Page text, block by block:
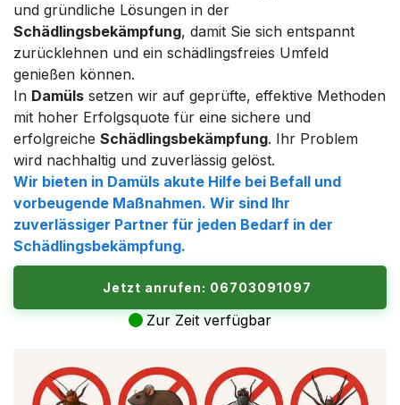
und gründliche Lösungen in der
Schädlingsbekämpfung, damit Sie sich entspannt
zurücklehnen und ein schädlingsfreies Umfeld
genießen können.
In Damüls setzen wir auf geprüfte, effektive Methoden
mit hoher Erfolgsquote für eine sichere und
erfolgreiche Schädlingsbekämpfung. Ihr Problem
wird nachhaltig und zuverlässig gelöst.
Wir bieten in Damüls akute Hilfe bei Befall und
vorbeugende Maßnahmen. Wir sind Ihr
zuverlässiger Partner für jeden Bedarf in der
Schädlingsbekämpfung.
Jetzt anrufen: 06703091097
Zur Zeit verfügbar